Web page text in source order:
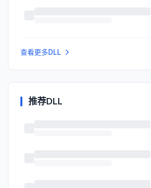
查看更多DLL
推荐DLL